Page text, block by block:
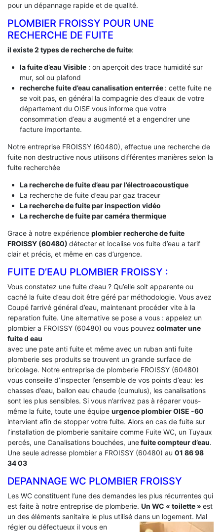
pour un dépannage rapide et de qualité.
PLOMBIER FROISSY POUR UNE
RECHERCHE DE FUITE
il existe 2 types de recherche de fuite:
la fuite d’eau Visible: on aperçoit des trace humidité sur
mur, sol ou plafond
recherche fuite d’eau canalisation enterrée : cette fuite ne
se voit pas, en général la compagnie des d’eaux de votre
département du OISE vous informe que votre
consommation d’eau a augmenté et a engendrer une
facture importante.
Notre entreprise FROISSY (60480), effectue une recherche de
fuite non destructive nous utilisons différentes manières selon la
fuite recherchée
La recherche de fuite d’eau par l’électroacoustique
La recherche de fuite d’eau par gaz traceur
La recherche de fuite par inspection vidéo
La recherche de fuite par caméra thermique
Grace à notre expérience plombier recherche de fuite
FROISSY (60480) détecter et localise vos fuite d’eau a tarif
clair et précis, et même en cas d’urgence.
FUITE D’EAU PLOMBIER FROISSY :
Vous constatez une fuite d’eau ? Qu’elle soit apparente ou
caché la fuite d’eau doit être géré par méthodologie. Vous avez
Coupé l’arrivé général d’eau, maintenant procéder vite à la
reparation fuite. Une alternative se pose a vous : appelez un
plombier a FROISSY (60480) ou vous pouvez colmater une
fuite d eau
avec une pate anti fuite et même avec un ruban anti fuite
plomberie ses produits se trouvent un grande surface de
bricolage. Notre entreprise de plomberie FROISSY (60480)
vous conseille d’inspecter l’ensemble de vos points d’eau: les
chasses d’eau, ballon eau chaude (cumulus), les canalisations
sont les plus sensibles. Si vous n’arrivez pas à réparer vous-
même la fuite, toute une équipe urgence plombier OISE -60
intervient afin de stopper votre fuite. Alors en cas de fuite sur
l’installation de plomberie sanitaire comme Fuite WC, un Tuyaux
percés, une Canalisations bouchées, unefuite compteur d’eau.
Une seule adresse plombier a FROISSY (60480) au 01 86 98
34 03
DEPANNAGE WC PLOMBIER FROISSY
Les WC constituent l’une des demandes les plus récurrentes qui
est faite à notre entreprise de plomberie. Un WC « toilette » est
un des éléments sanitaire le plus utilisé dans un logement. Mal
régler ou défectueux il vous en